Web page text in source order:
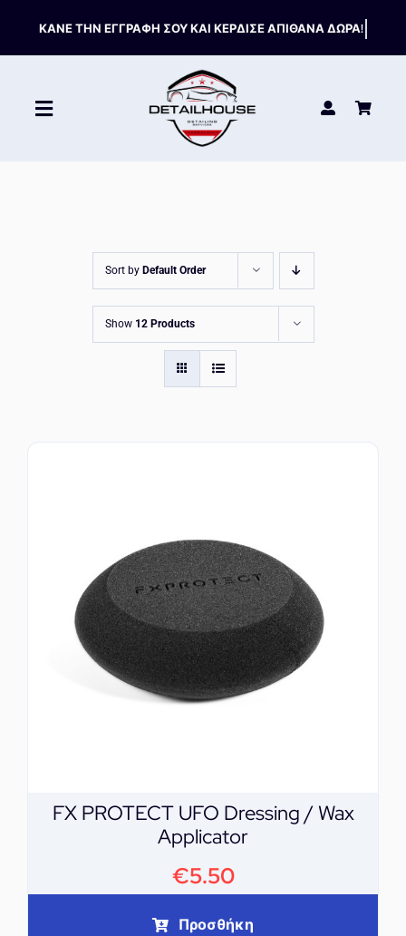
content
Toggle
ΑΞΕΣΟΥΑΡ
HOT OFFERS
Sort by Default Order
Show 12 Products
FX PROTECT UFO Dressing / Wax
Applicator
€5.50
Προσθήκη